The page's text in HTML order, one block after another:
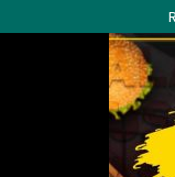
to